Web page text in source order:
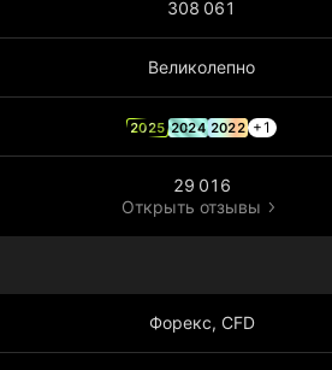
308 061
Великолепно
2025 2024 2022 +1
29 016
Открыть отзывы
Форекс, CFD